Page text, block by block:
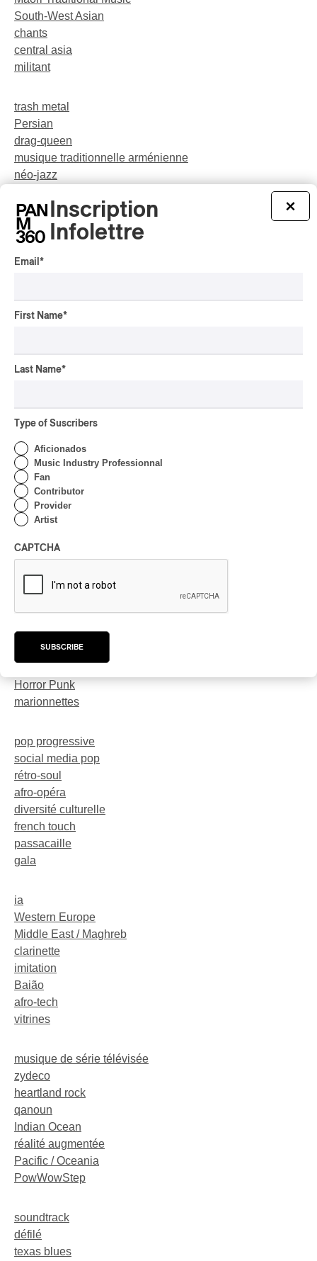
South-West Asian
chants
central asia
militant
trash metal
Persian
drag-queen
musique traditionnelle arménienne
néo-jazz
théâtre musical
pop
party
participatif
pop-opéra
J-Rock
chaoui
latin house
glam
pop symphonique
musique traditionnelle
pow wow
Dungeon Synth
SLACKER
Creative Music
festival
trompette
dark-rave
Horror Punk
marionnettes
pop progressive
social media pop
rétro-soul
afro-opéra
diversité culturelle
french touch
passacaille
gala
ia
Western Europe
Middle East / Maghreb
clarinette
imitation
Baião
afro-tech
vitrines
musique de série télévisée
zydeco
heartland rock
qanoun
Indian Ocean
réalité augmentée
Pacific / Oceania
PowWowStep
soundtrack
défilé
texas blues
×
Inscription
Infolettre
Email *
First Name*
Last Name*
Type of Suscribers
Aficionados
Music Industry Professionnal
Fan
Contributor
Provider
Artist
CAPTCHA
SUBSCRIBE